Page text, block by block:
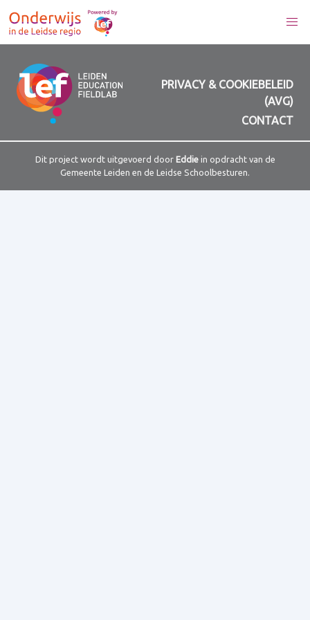
PRIVACY & COOKIEBELEID
(AVG)
CONTACT
Dit project wordt uitgevoerd door Eddiein opdracht van de
Gemeente Leiden en de Leidse Schoolbesturen.